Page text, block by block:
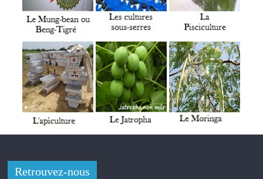
CFA, en plus d’un chèque d’un montant de 250.000 FCFA. Le
Larlé Naaba Tigré, présent lors de cette cérémonie de départ
à la retraite, a salué la pionnière qu’est Mme Ouedraogo, pour
avoir tenu depuis juin 2003 à nos jours. C’est ainsi qu’il a
souhaité à l’intéressée de bien jouir de sa retraite, tout en
l’invitant à rester active.
Tenue de l’Enquête nationale nutritionnelle (ENN) 2022 au
Burkina Faso
Retrouvez-nous